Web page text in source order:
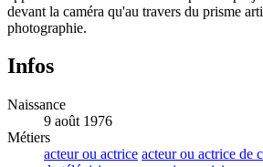
devant la caméra qu'au travers du prisme
photographie.
Infos
Naissance
9 août 1976
Métiers
acteur ou actrice acteur ou actrice de